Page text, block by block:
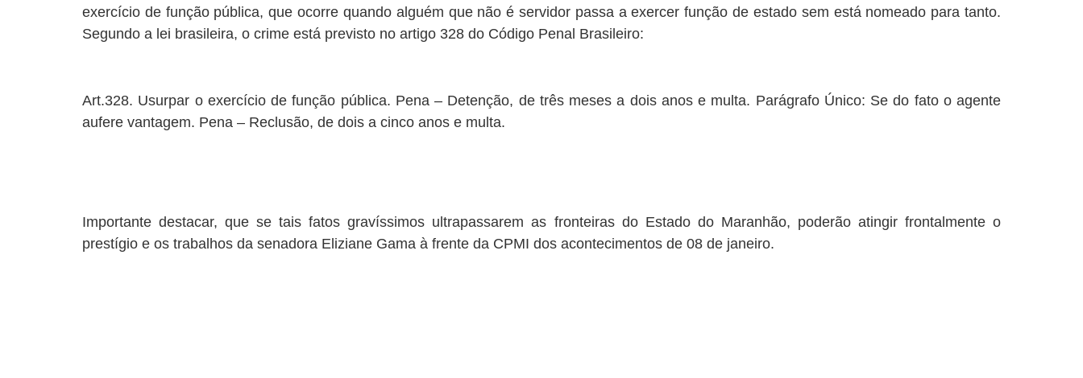
exercício de função pública, que ocorre quando alguém que não é servidor passa a exercer função de estado sem está nomeado para tanto.
Segundo a lei brasileira, o crime está previsto no artigo 328 do Código Penal Brasileiro:
Art.328. Usurpar o exercício de função pública. Pena – Detenção, de três meses a dois anos e multa. Parágrafo Único: Se do fato o agente
aufere vantagem. Pena – Reclusão, de dois a cinco anos e multa.
Importante destacar, que se tais fatos gravíssimos ultrapassarem as fronteiras do Estado do Maranhão, poderão atingir frontalmente o
prestígio e os trabalhos da senadora Eliziane Gama à frente da CPMI dos acontecimentos de 08 de janeiro.